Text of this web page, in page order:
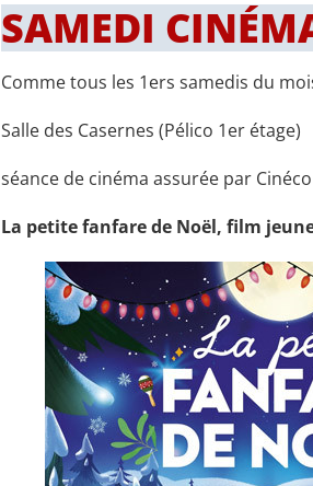
SAMEDI
Comme tous les 1ers samedis du
Salle des Casernes (Pélico 1er étage)
séance de cinéma assurée par
La petite fanfare de Noël, film